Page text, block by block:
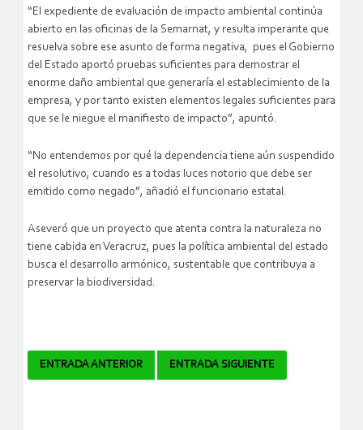
“El expediente de evaluación de impacto ambiental continúa
abierto en las oficinas de la Semarnat, y resulta imperante que
resuelva sobre ese asunto de forma negativa, pues el Gobierno
del Estado aportó pruebas suficientes para demostrar el
enorme daño ambiental que generaría el establecimiento de la
empresa, y por tanto existen elementos legales suficientes para
que se le niegue el manifiesto de impacto”, apuntó.
“No entendemos por qué la dependencia tiene aún suspendido
el resolutivo, cuando es a todas luces notorio que debe ser
emitido como negado”, añadió el funcionario estatal.
Aseveró que un proyecto que atenta contra la naturaleza no
tiene cabida en Veracruz, pues la política ambiental del estado
busca el desarrollo armónico, sustentable que contribuya a
preservar la biodiversidad.
Navegador
ENTRADA ANTERIOR ENTRADA SIGUIENTE